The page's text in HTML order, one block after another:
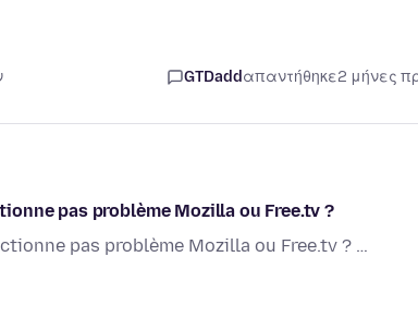
GTDaddαπαντήθηκε2 μήνες
pas problème Mozilla ou Free.tv ?
pas problème Mozilla ou Free.tv ? …